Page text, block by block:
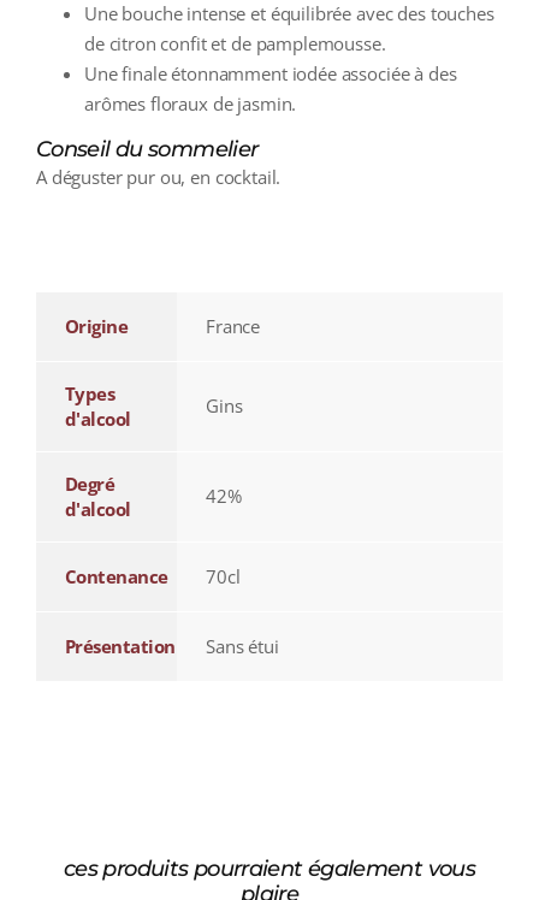
Une bouche intense et équilibrée avec des touches
de citron confit et de pamplemousse.
Une finale étonnamment iodée associée à des
arômes floraux de jasmin.
Conseil du sommelier
A déguster pur ou, en cocktail.
Origine France
Types
d'alcool
Gins
Degré
d'alcool
42%
Contenance 70cl
Présentation Sans étui
ces produits pourraient également vous
plaire